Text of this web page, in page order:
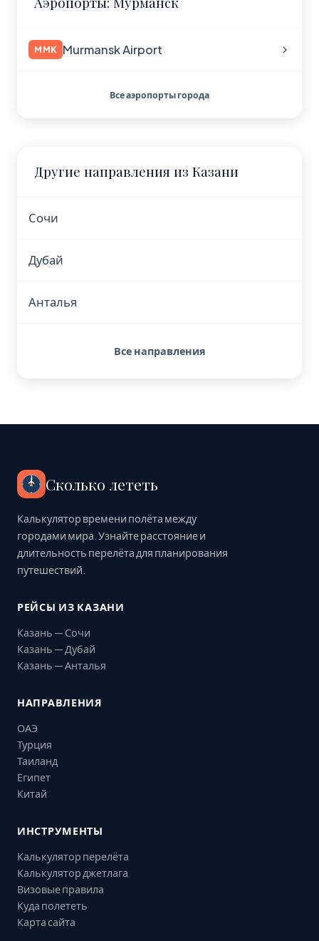
MMK Murmansk Airport
Все аэропорты города
Другие направления из Казани
Сочи
Дубай
Анталья
Все направления
Сколько лететь
Калькулятор времени полёта между
городами мира. Узнайте расстояние и
длительность перелёта для планирования
путешествий.
РЕЙСЫ ИЗ КАЗАНИ
Казань — Сочи
Казань — Дубай
Казань — Анталья
НАПРАВЛЕНИЯ
ОАЭ
Турция
Таиланд
Египет
Китай
ИНСТРУМЕНТЫ
Калькулятор перелёта
Калькулятор джетлага
Визовые правила
Куда полететь
Карта сайта